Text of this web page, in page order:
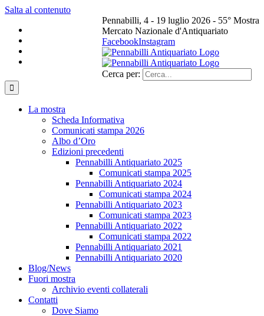
Salta al contenuto
Pennabilli, 4 - 19 luglio 2026 - 55° Mostra
Mercato Nazionale d'Antiquariato
FacebookInstagram
Cerca per:
La mostra
Scheda Informativa
Comunicati stampa 2026
Albo d’Oro
Edizioni precedenti
Pennabilli Antiquariato 2025
Comunicati stampa 2025
Pennabilli Antiquariato 2024
Comunicati stampa 2024
Pennabilli Antiquariato 2023
Comunicati stampa 2023
Pennabilli Antiquariato 2022
Comunicati stampa 2022
Pennabilli Antiquariato 2021
Pennabilli Antiquariato 2020
Blog/News
Fuori mostra
Archivio eventi collaterali
Contatti
Dove Siamo